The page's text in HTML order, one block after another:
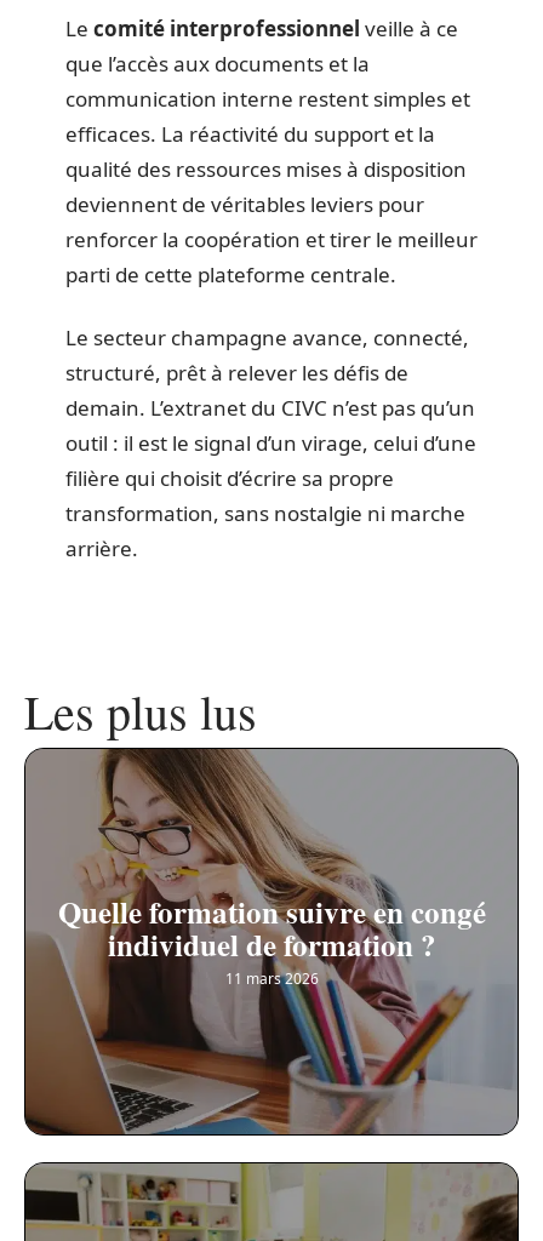
Le comité interprofessionnel veille à ce
que l’accès aux documents et la
communication interne restent simples et
efficaces. La réactivité du support et la
qualité des ressources mises à disposition
deviennent de véritables leviers pour
renforcer la coopération et tirer le meilleur
parti de cette plateforme centrale.
Le secteur champagne avance, connecté,
structuré, prêt à relever les défis de
demain. L’extranet du CIVC n’est pas qu’un
outil : il est le signal d’un virage, celui d’une
filière qui choisit d’écrire sa propre
transformation, sans nostalgie ni marche
arrière.
Les plus lus
Quelle formation suivre en congé
individuel de formation ?
11 mars 2026